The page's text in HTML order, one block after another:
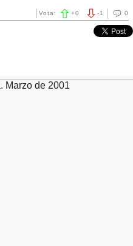
0
-1
Vota: +0